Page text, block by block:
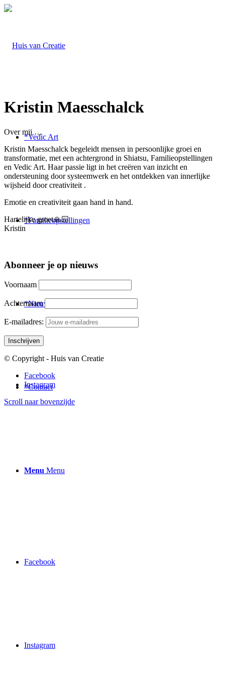
*Vedic Art
*Familieopstellingen
*Nieuwsbrief
*Contact
Menu Menu
Facebook
Instagram
Kristin Maesschalck
Over mij …
Kristin Maesschalck begeleidt mensen in persoonlijke groei en
transformatie, met een achtergrond in Shiatsu, Familieopstellingen
en Vedic Art. Haar passie ligt in het creëren van inzicht en
ondersteuning door systeemwerk en het ontdekken van innerlijke
wijsheid door creativiteit .
Emotie en creativiteit gaan hand in hand.
Hartelijke groet🙏🏻
Kristin
Abonneer je op nieuws
Voornaam
Achternaam
E-mailadres:
© Copyright - Huis van Creatie
Facebook
Instagram
Scroll naar bovenzijde